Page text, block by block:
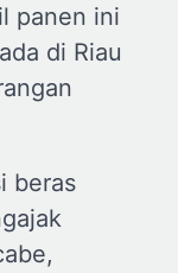
panen ini
di Riau
beras